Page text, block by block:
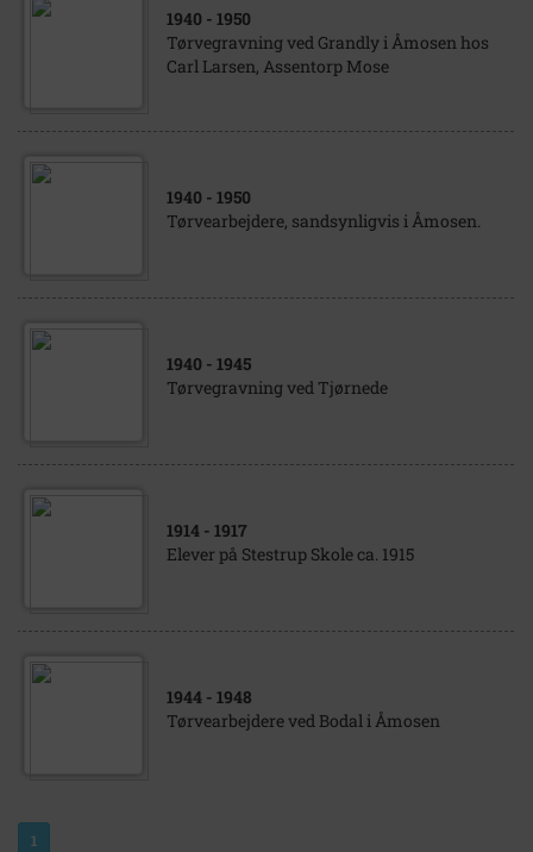
1940 - 1950
Tørvegravning ved Grandly i Åmosen hos
Carl Larsen, Assentorp Mose
1940 - 1950
Tørvearbejdere, sandsynligvis i Åmosen.
1940 - 1945
Tørvegravning ved Tjørnede
1914 - 1917
Elever på Stestrup Skole ca. 1915
1944 - 1948
Tørvearbejdere ved Bodal i Åmosen
1